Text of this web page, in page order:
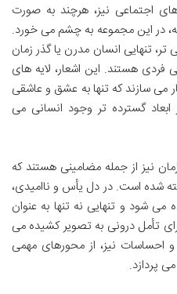
اجتماعی نیز، هرچند به صورت
در این مجموعه به چشم می خورد.
تنهایی انسان مدرن یا گذر زمان
فردی هستند. این اشعار، لایه های
می سازند که تنها به عشق و عاشقی
گسترده تر وجود انسانی می
نیز از جمله مضامینی هستند که
شده است. در دل یأس و ناامیدی،
می شود و تنهایی نه تنها به عنوان
تأمل درونی به تصویر کشیده می
احساسات نیز، از محورهای مهمی
پردازد.